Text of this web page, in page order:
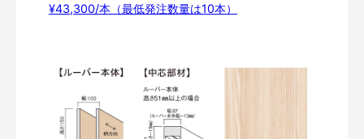
¥43,300/本（最低発注数量は10本）